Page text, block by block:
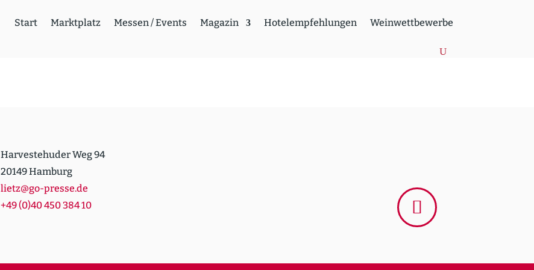
Start Markt­platz Messen / Events Magazin Hotel­emp­feh­lungen Weinwett­be­werbe
Harvestehuder Weg 94
20149 Hamburg
lietz@go-presse.de
+49 (0)40 450 384 10